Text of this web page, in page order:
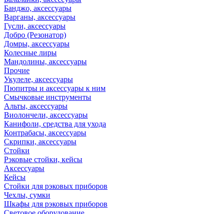
Банджо, аксессуары
Варганы, аксессуары
Гусли, аксессуары
Добро (Резонатор)
Домры, аксессуары
Колесные лиры
Мандолины, аксессуары
Прочие
Укулеле, аксессуары
Пюпитры и аксессуары к ним
Смычковые инструменты
Альты, аксессуары
Виолончели, аксессуары
Канифоли, средства для ухода
Контрабасы, аксессуары
Скрипки, аксессуары
Стойки
Рэковые стойки, кейсы
Аксессуары
Кейсы
Стойки для рэковых приборов
Чехлы, сумки
Шкафы для рэковых приборов